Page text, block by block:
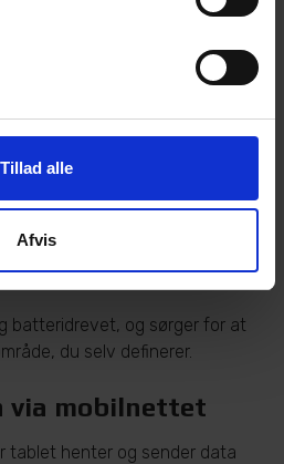
Tillad alle
Afvis
registreres af GPS-
batteridrevet, og sørger for at
du selv definerer.
via mobilnettet
tablet henter og sender data